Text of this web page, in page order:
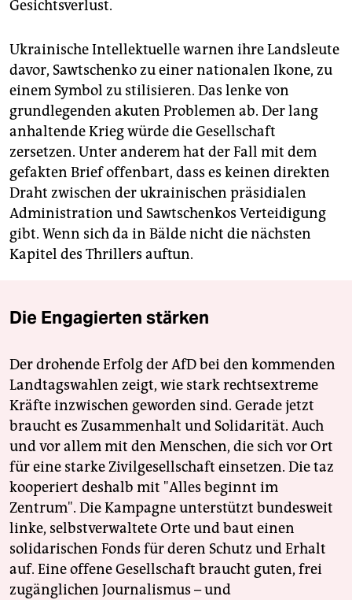
Gesichtsverlust.
Ukrainische Intellektuelle warnen ihre Landsleute
davor, Sawtschenko zu einer nationalen Ikone, zu
einem Symbol zu stilisieren. Das lenke von
grundlegenden akuten Problemen ab. Der lang
anhaltende Krieg würde die Gesellschaft
zersetzen. Unter anderem hat der Fall mit dem
gefakten Brief offenbart, dass es keinen direkten
Draht zwischen der ukrainischen präsidialen
Administration und Sawtschenkos Verteidigung
gibt. Wenn sich da in Bälde nicht die nächsten
Kapitel des Thrillers auftun.
Die Engagierten stärken
Der drohende Erfolg der AfD bei den kommenden
Landtagswahlen zeigt, wie stark rechtsextreme
Kräfte inzwischen geworden sind. Gerade jetzt
braucht es Zusammenhalt und Solidarität. Auch
und vor allem mit den Menschen, die sich vor Ort
für eine starke Zivilgesellschaft einsetzen. Die taz
kooperiert deshalb mit "Alles beginnt im
Zentrum". Die Kampagne unterstützt bundesweit
linke, selbstverwaltete Orte und baut einen
solidarischen Fonds für deren Schutz und Erhalt
auf. Eine offene Gesellschaft braucht guten, frei
zugänglichen Journalismus – und